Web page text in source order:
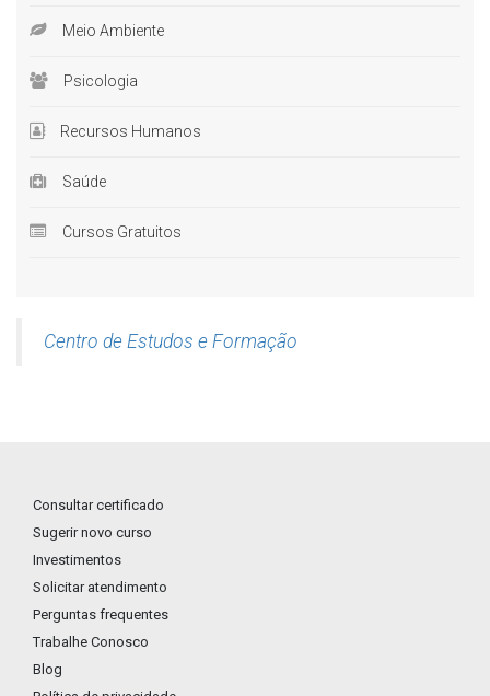
Meio Ambiente
Psicologia
Recursos Humanos
Saúde
Cursos Gratuitos
Centro de Estudos e Formação
Consultar certificado
Sugerir novo curso
Investimentos
Solicitar atendimento
Perguntas frequentes
Trabalhe Conosco
Blog